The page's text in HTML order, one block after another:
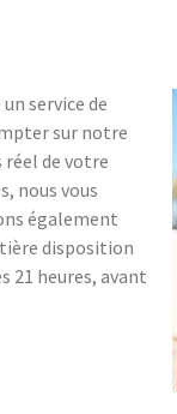
service de
sur notre
réel de votre
nous vous
également
disposition
21 heures, avant